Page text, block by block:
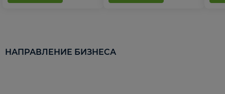
НАПРАВЛЕНИЕ БИЗНЕСА